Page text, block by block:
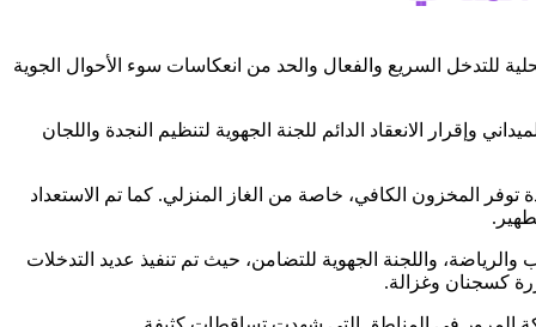
للتدخل السريع والفعال والحد من انعكاسات سوء الأحوال الجوية
وإقرار الانعقاد الدائم للجنة الجهوية لتنظيم النجدة واللجان
توفر المخزون الكافي، خاصة من الغاز المنزلي. كما تم الاستعداد
والرياضة، واللجنة الجهوية للتضامن، حيث تم تنفيذ عديد التدخلات
كسجنان وغزالة.